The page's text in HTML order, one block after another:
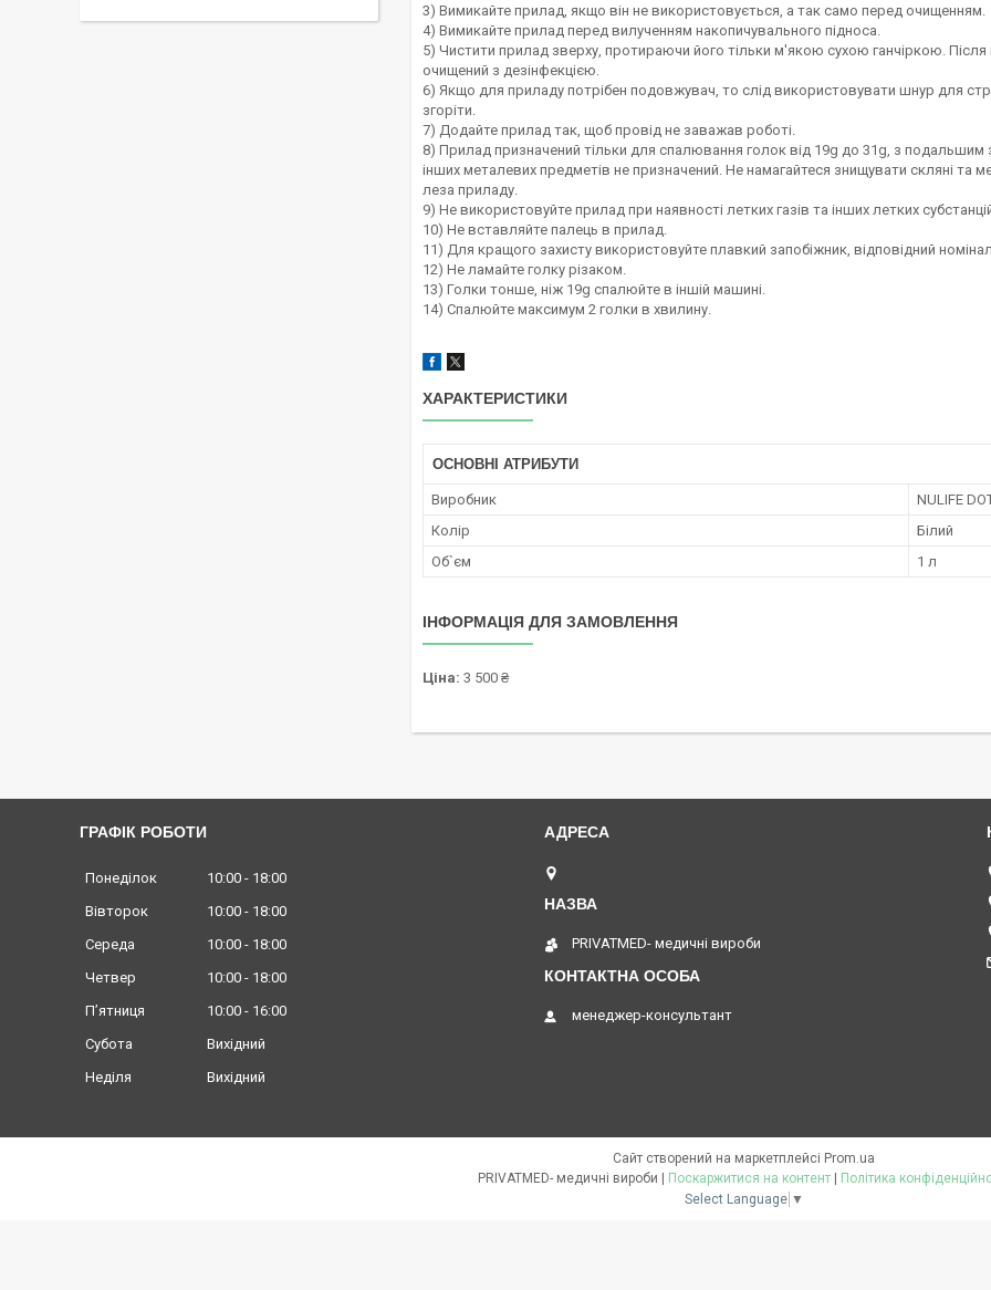
3) Вимикайте прилад, якщо він не використовується, а так само перед очищенням.
4) Вимикайте прилад перед вилученням накопичувального підноса.
5) Чистити прилад зверху, протираючи його тільки м'якою сухою ганчіркою. Після
очищений з дезінфекцією.
6) Якщо для приладу потрібен подовжувач, то слід використовувати шнур для
згоріти.
7) Додайте прилад так, щоб провід не заважав роботі.
8) Прилад призначений тільки для спалювання голок від 19g до 31g, з
інших металевих предметів не призначений. Не намагайтеся знищувати скляні
леза приладу.
9) Не використовуйте прилад при наявності летких газів та інших летких
10) Не вставляйте палець в прилад.
11) Для кращого захисту використовуйте плавкий запобіжник, відповідний
12) Не ламайте голку різаком.
13) Голки тонше, ніж 19g спалюйте в іншій машині.
14) Спалюйте максимум 2 голки в хвилину.
ХАРАКТЕРИСТИКИ
ОСНОВНІ АТРИБУТИ
Виробник
NULIFE
Колір
Білий
Об`єм
1 л
ІНФОРМАЦІЯ ДЛЯ ЗАМОВЛЕННЯ
Ціна: 3 500 ₴
ГРАФІК РОБОТИ
Понеділок 10:00
18:00
Вівторок
10:00
18:00
Середа
10:00
18:00
Четвер
10:00
18:00
Пʼятниця
10:00
16:00
Субота
Вихідний
Неділя
Вихідний
PRIVATMED- медичні вироби
менеджер-консультант
Сайт створений на маркетплейсі Prom.ua
Поскаржитися на контент
Політика
Select Language ▼